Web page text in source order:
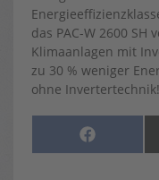
das PAC-W 2600
Klimaanlagen mit
zu 30 % weniger
ohne Invertertechnik!
SHARE
F
A